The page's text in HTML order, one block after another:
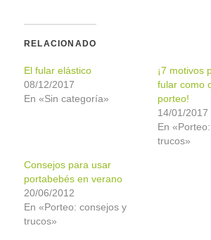
RELACIONADO
El fular elástico
08/12/2017
En «Sin categoría»
¡7 motivos
fular como
porteo!
14/01/2017
En
trucos»
Consejos para usar
portabebés en verano
20/06/2012
En «Porteo: consejos y
trucos»